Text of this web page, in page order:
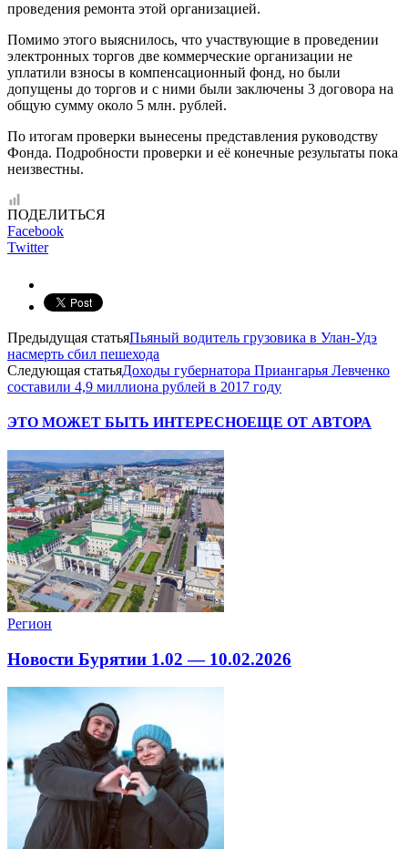
проведения ремонта этой организацией.
Помимо этого выяснилось, что участвующие в проведении
электронных торгов две коммерческие организации не
уплатили взносы в компенсационный фонд, но были
допущены до торгов и с ними были заключены 3 договора на
общую сумму около 5 млн. рублей.
По итогам проверки вынесены представления руководству
Фонда. Подробности проверки и её конечные результаты пока
неизвестны.
ПОДЕЛИТЬСЯ
Facebook
Twitter
Предыдущая статьяПьяный водитель грузовика в Улан-Удэ
насмерть сбил пешехода
Следующая статьяДоходы губернатора Приангарья Левченко
составили 4,9 миллиона рублей в 2017 году
ЭТО МОЖЕТ БЫТЬ ИНТЕРЕСНОЕЩЕ ОТ АВТОРА
Регион
Новости Бурятии 1.02 — 10.02.2026